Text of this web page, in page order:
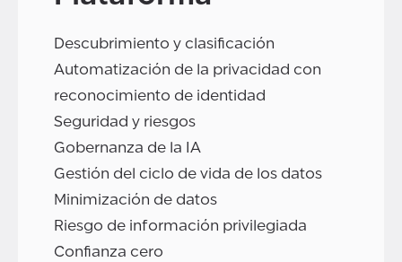
Descubrimiento y clasificación
Automatización de la privacidad con
reconocimiento de identidad
Seguridad y riesgos
Gobernanza de la IA
Gestión del ciclo de vida de los datos
Minimización de datos
Riesgo de información privilegiada
Confianza cero